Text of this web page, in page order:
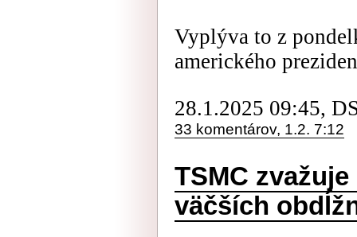
Vyplýva to z
amerického
28.1.2025 09:45,
33 komentárov, 1.2. 7:12
TSMC
väčších